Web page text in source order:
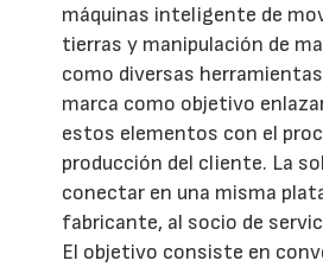
máquinas inteligente de
tierras y manipulación de
como diversas
marca como objetivo
estos elementos con el
producción del cliente. La
conectar en una misma
fabricante, al socio de
El objetivo consiste en